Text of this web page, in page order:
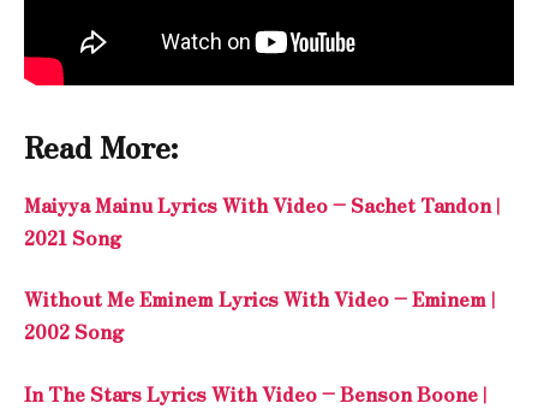
Read More:
Maiyya Mainu Lyrics With Video – Sachet Tandon |
2021 Song
Without Me Eminem Lyrics With Video – Eminem |
2002 Song
In The Stars Lyrics With Video – Benson Boone |